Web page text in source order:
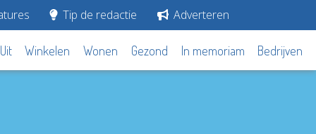
Tip de redactie Adverteren
Uit Winkelen Wonen Gezond In memoriam Bedrijven